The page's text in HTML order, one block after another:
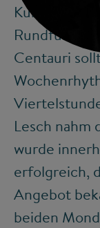
Kurz darauf
Rundfunk
Centauri
Lesch nahm
wurde
erfolgreich,
Angebot
beiden